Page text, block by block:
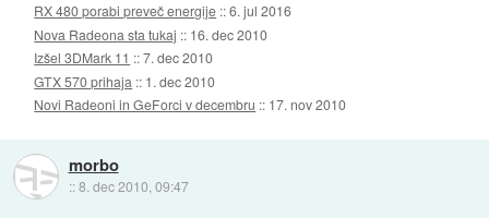
RX 480 porabi preveč energije ::6. jul 2016
Nova Radeona sta tukaj :: 16. dec 2010
Izšel 3DMark 11 ::7. dec 2010
GTX 570 prihaja :: 1. dec 2010
Novi Radeoni in GeForci v decembru :: 17. nov 2010
morbo
::8. dec 2010, 09:47